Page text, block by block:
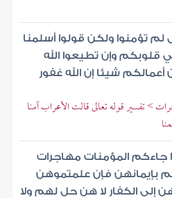
لم تؤمنوا ولكن قولوا أسلمنا
قلوبكم وإن تطيعوا الله
شيئا إن الله غفور
> تفسير قوله تعالى قالت الأعراب آمنا
جاءكم المؤمنات مهاجرات
بإيمانهن فإن علمتموهن
إلى الكفار لا هن حل لهم ولا